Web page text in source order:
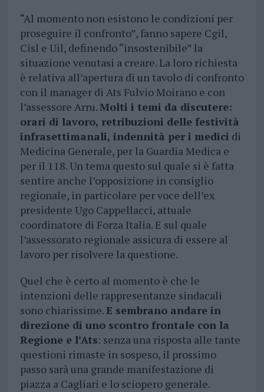
“Al momento non esistono le condizioni per
proseguire il confronto”, fanno sapere Cgil,
Cisl e Uil, definendo “insostenibile” la
situazione venutasi a creare. La loro richiesta
è relativa all’apertura di un tavolo di confronto
con il manager di Ats Fulvio Moirano e con
l’assessore Arru.Molti i temi da discutere:
orari di lavoro, retribuzioni delle festività
infrasettimanali, indennità per i medici di
Medicina Generale, per la Guardia Medica e
per il 118. Un tema questo sul quale si è fatta
sentire anche l’opposizione in consiglio
regionale, in particolare per voce dell’ex
presidente Ugo Cappellacci, attuale
coordinatore di Forza Italia. E sul quale
l’assessorato regionale assicura di essere al
lavoro per risolvere la questione.
Quel che è certo al momento è che le
intenzioni delle rappresentanze sindacali
sono chiarissime.E sembrano andare in
direzione di uno scontro frontale con la
Regione e l’Ats: senza una risposta alle tante
questioni rimaste in sospeso, il prossimo
passo sarà una grande manifestazione di
piazza a Cagliari e lo sciopero generale.